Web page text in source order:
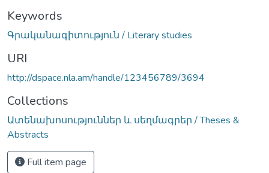
Keywords
Գրականագիտություն / Literary studies
URI
http://dspace.nla.am/handle/123456789/3694
Collections
Ատենախոսություններ և սեղմագրեր / Theses &
Abstracts
Full item page